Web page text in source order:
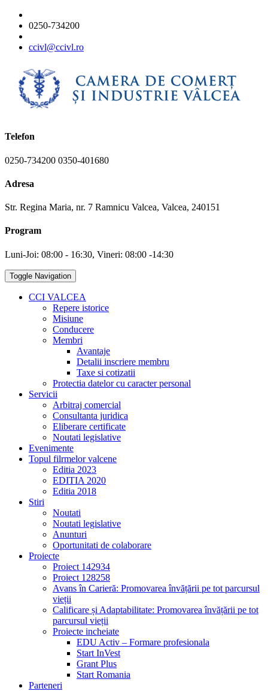
0250-734200
ccivl@ccivl.ro
Telefon
0250-734200 0350-401680
Adresa
Str. Regina Maria, nr. 7 Ramnicu Valcea, Valcea, 240151
Program
Luni-Joi: 08:00 - 16:30, Vineri: 08:00 -14:30
Toggle Navigation
CCI VALCEA
Repere istorice
Misiune
Conducere
Membri
Avantaje
Detalii inscriere membru
Taxe si cotizatii
Protectia datelor cu caracter personal
Servicii
Arbitraj comercial
Consultanta juridica
Eliberare certificate
Noutati legislative
Evenimente
Topul filrmelor valcene
Editia 2023
EDITIA 2020
Editia 2018
Stiri
Noutati
Noutati legislative
Anunturi
Oportunitati de colaborare
Proiecte
Proiect 142934
Proiect 128258
Avans în Carieră: Promovarea învățării pe tot parcursul
vieții
Calificare și Adaptabilitate: Promovarea învățării pe tot
parcursul vieții
Proiecte incheiate
EDU Activ – Formare profesionala
Start InVest
Grant Plus
Start Romania
Parteneri